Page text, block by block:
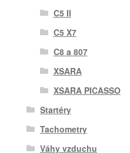
C5 II
C5 X7
C8 a 807
XSARA
XSARA PICASSO
Startéry
Tachometry
Váhy vzduchu